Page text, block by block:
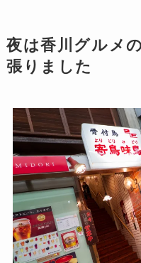
夜は香川グルメ
張りました